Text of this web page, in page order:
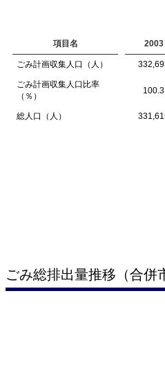
項目名 2003
ごみ計画収集人口（人）
ごみ計画収集人口比率
（％）
100.3
総人口（人）
ごみ総排出量推移（合併